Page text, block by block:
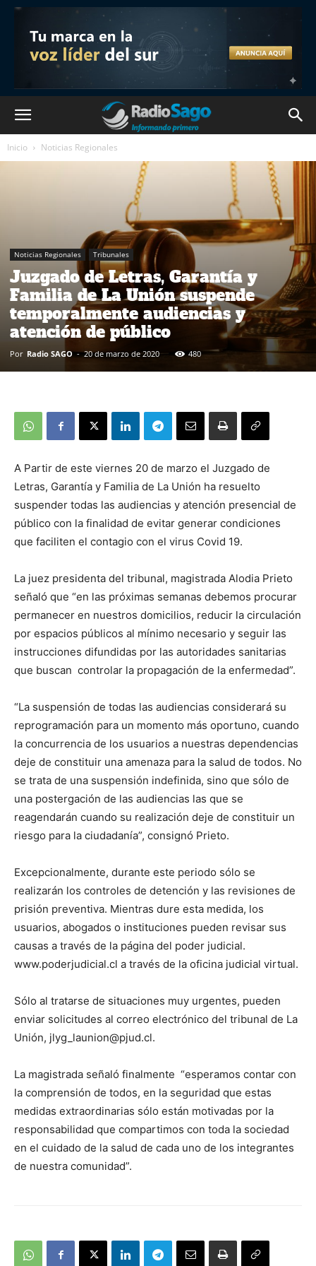
Inicio Noticias Regionales
Noticias Regionales Tribunales
Juzgado de Letras, Garantía y
Familia de La Unión suspende
temporalmente audiencias y
atención de público
Por Radio SAGO - 20 de marzo de 2020 480
A Partir de este viernes 20 de marzo el Juzgado de
Letras, Garantía y Familia de La Unión ha resuelto
suspender todas las audiencias y atención presencial de
público con la finalidad de evitar generar condiciones
que faciliten el contagio con el virus Covid 19.
La juez presidenta del tribunal, magistrada Alodia Prieto
señaló que “en las próximas semanas debemos procurar
permanecer en nuestros domicilios, reducir la circulación
por espacios públicos al mínimo necesario y seguir las
instrucciones difundidas por las autoridades sanitarias
que buscan controlar la propagación de la enfermedad”.
“La suspensión de todas las audiencias considerará su
reprogramación para un momento más oportuno, cuando
la concurrencia de los usuarios a nuestras dependencias
deje de constituir una amenaza para la salud de todos. No
se trata de una suspensión indefinida, sino que sólo de
una postergación de las audiencias las que se
reagendarán cuando su realización deje de constituir un
riesgo para la ciudadanía”, consignó Prieto.
Excepcionalmente, durante este periodo sólo se
realizarán los controles de detención y las revisiones de
prisión preventiva. Mientras dure esta medida, los
usuarios, abogados o instituciones pueden revisar sus
causas a través de la página del poder judicial.
www.poderjudicial.cl a través de la oficina judicial virtual.
Sólo al tratarse de situaciones muy urgentes, pueden
enviar solicitudes al correo electrónico del tribunal de La
Unión, jlyg_launion@pjud.cl.
La magistrada señaló finalmente “esperamos contar con
la comprensión de todos, en la seguridad que estas
medidas extraordinarias sólo están motivadas por la
responsabilidad que compartimos con toda la sociedad
en el cuidado de la salud de cada uno de los integrantes
de nuestra comunidad”.